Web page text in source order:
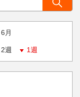
6月
2週 1週